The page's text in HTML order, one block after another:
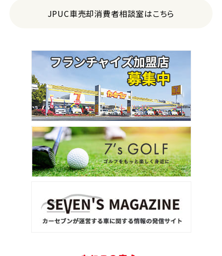
JPUC車売却消費者相談室はこちら